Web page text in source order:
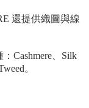
還提供織圖與線
Cashmere、Silk
。